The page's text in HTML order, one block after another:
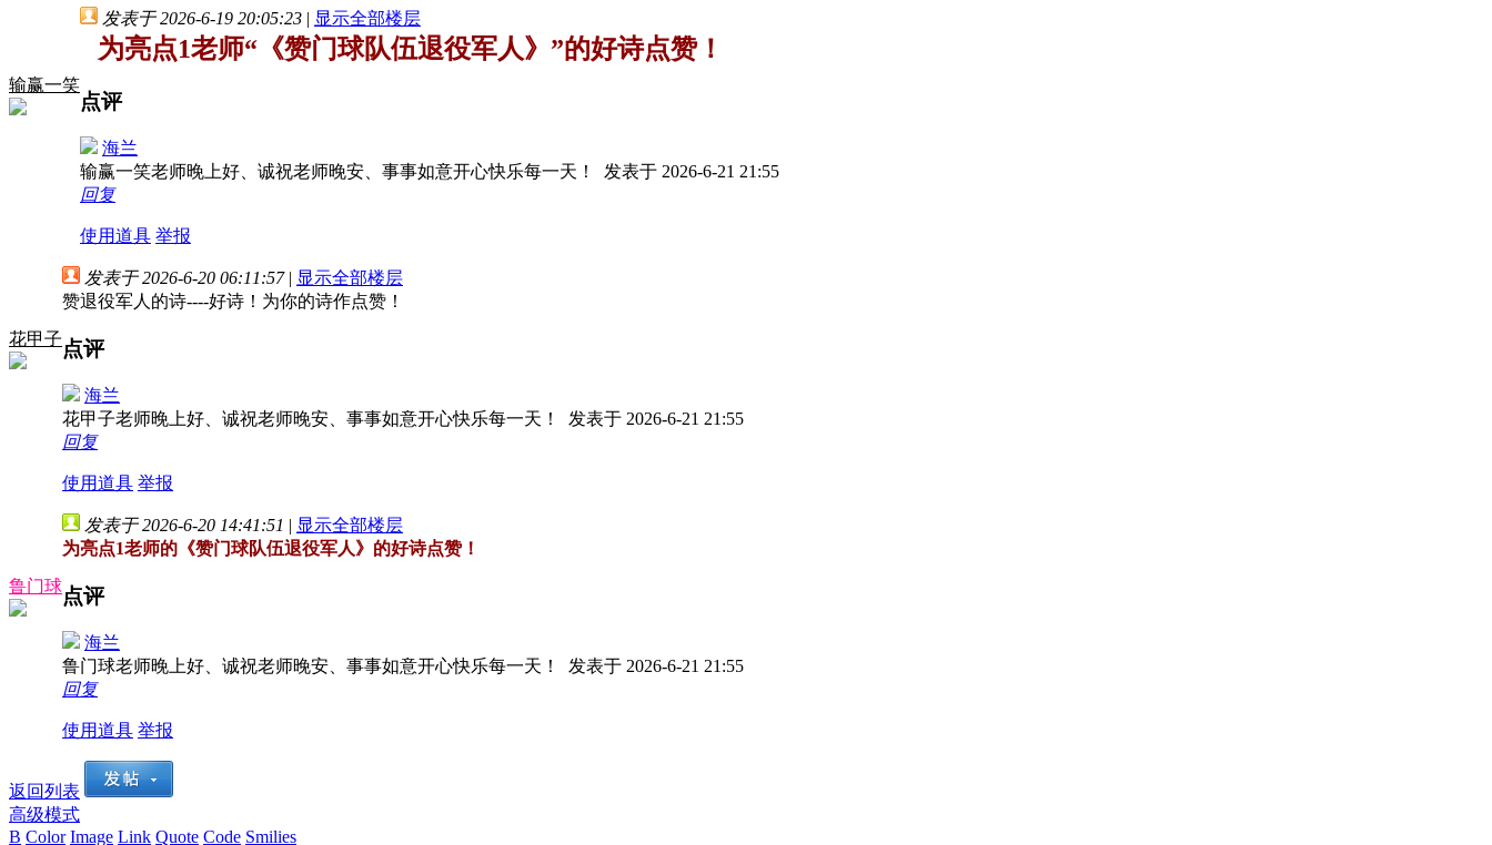
输赢一笑
发表于 2026-6-19 20:05:23 | 显示全部楼层
为亮点1老师“《赞门球队伍退役军人》”的好诗点赞！
点评
海兰
输赢一笑老师晚上好、诚祝老师晚安、事事如意开心快乐每一天！ 发表于 2026-6-21 21:55
回复
使用道具 举报
花甲子
发表于 2026-6-20 06:11:57 | 显示全部楼层
赞退役军人的诗----好诗！为你的诗作点赞！
点评
海兰
花甲子老师晚上好、诚祝老师晚安、事事如意开心快乐每一天！ 发表于 2026-6-21 21:55
回复
使用道具 举报
鲁门球
发表于 2026-6-20 14:41:51 | 显示全部楼层
为亮点1老师的《赞门球队伍退役军人》的好诗点赞！
点评
海兰
鲁门球老师晚上好、诚祝老师晚安、事事如意开心快乐每一天！ 发表于 2026-6-21 21:55
回复
使用道具 举报
返回列表
高级模式
B Color Image Link Quote Code Smilies